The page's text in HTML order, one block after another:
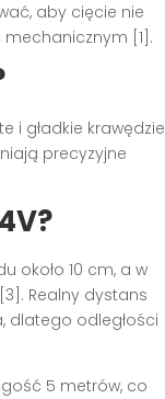
aby cięcie nie
[1].
i gładkie krawędzie
precyzyjne
około 10 cm, a w
Realny dystans
dlatego odległości
5 metrów, co